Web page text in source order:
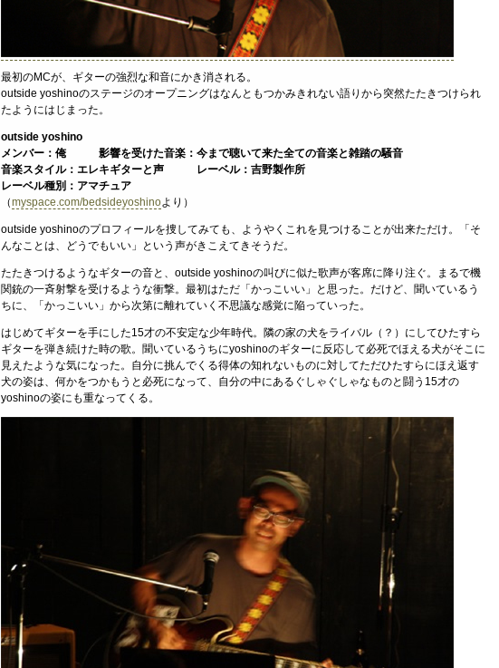
最初のMCが、ギターの強烈な和音にかき消される。
outside yoshinoのステージのオープニングはなんともつかみきれない語りから突然たたきつけられ
たようにはじまった。
outside yoshino
メンバー：俺 影響を受けた音楽：今まで聴いて来た全ての音楽と雑踏の騒音
音楽スタイル：エレキギターと声 レーベル：吉野製作所
レーベル種別：アマチュア
（myspace.com/bedsideyoshinoより）
outside yoshinoのプロフィールを捜してみても、ようやくこれを見つけることが出来ただけ。「そ
んなことは、どうでもいい」という声がきこえてきそうだ。
たたきつけるようなギターの音と、outside yoshinoの叫びに似た歌声が客席に降り注ぐ。まるで機
関銃の一斉射撃を受けるような衝撃。最初はただ「かっこいい」と思った。だけど、聞いているう
ちに、「かっこいい」から次第に離れていく不思議な感覚に陥っていった。
はじめてギターを手にした15才の不安定な少年時代。隣の家の犬をライバル（？）にしてひたすら
ギターを弾き続けた時の歌。聞いているうちにyoshinoのギターに反応して必死でほえる犬がそこに
見えたような気になった。自分に挑んでくる得体の知れないものに対してただひたすらにほえ返す
犬の姿は、何かをつかもうと必死になって、自分の中にあるぐしゃぐしゃなものと闘う15才の
yoshinoの姿にも重なってくる。